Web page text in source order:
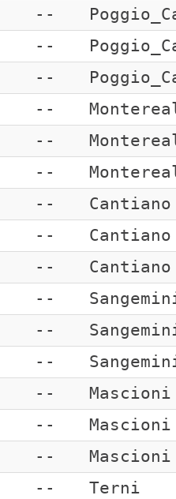
--
--
--
--
--
--
--
Cantiano
--
Cantiano
--
Cantiano
--
--
--
--
Mascioni
--
Mascioni
--
Mascioni
--
Terni